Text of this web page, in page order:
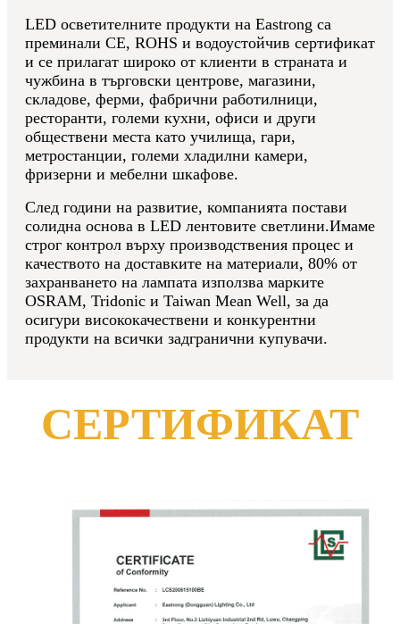
LED осветителните продукти на Eastrong са
преминали CE, ROHS и водоустойчив сертификат
и се прилагат широко от клиенти в страната и
чужбина в търговски центрове, магазини,
складове, ферми, фабрични работилници,
ресторанти, големи кухни, офиси и други
обществени места като училища, гари,
метростанции, големи хладилни камери,
фризерни и мебелни шкафове.
След години на развитие, компанията постави
солидна основа в LED лентовите светлини.Имаме
строг контрол върху производствения процес и
качеството на доставките на материали, 80% от
захранването на лампата използва марките
OSRAM, Tridonic и Taiwan Mean Well, за да
осигури висококачествени и конкурентни
продукти на всички задгранични купувачи.
СЕРТИФИКАТ